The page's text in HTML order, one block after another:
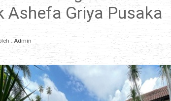
Ashefa Griya Pusaka
: Admin